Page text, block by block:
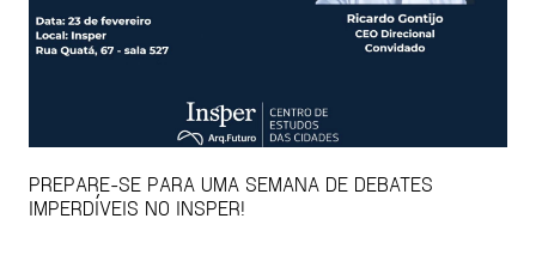
PREPARE-SE PARA UMA SEMANA DE DEBATES
IMPERDÍVEIS NO INSPER!